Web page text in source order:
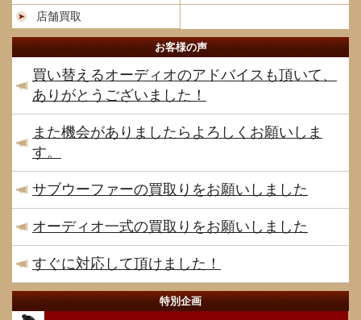
店舗買取
お客様の声
買い替えるオーディオのアドバイスも頂いて、
ありがとうございました！
また機会がありましたらよろしくお願いしま
す。
サブウーファーの買取りをお願いしました
オーディオ一式の買取りをお願いしました
すぐに対応して頂けました！
特別企画